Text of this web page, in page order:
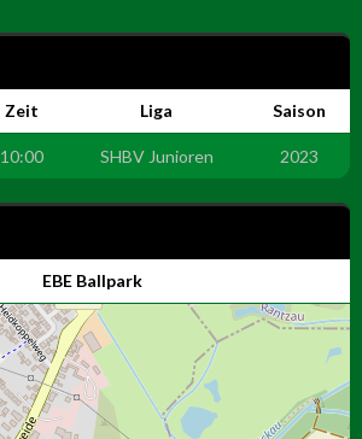
Zeit Liga Saison
10:00 SHBV Junioren 2023
EBE Ballpark